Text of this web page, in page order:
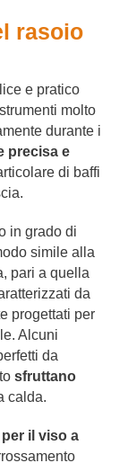
rasoio
e pratico
molto
durante i
precisa e
di baffi
in grado di
simile alla
pari a quella
da
progettati per
Alcuni
da
sfruttano
calda.
il viso a